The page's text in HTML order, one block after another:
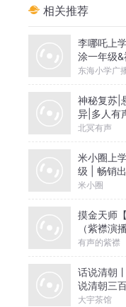
相关推荐
李哪吒上
涂一年级&
级
东海小学广
神秘复苏|
异|多人有
北冥有声
米小圈上
级 | 畅销
米小圈
摸金天师
（紫襟演播
有声的紫襟
话说清朝
说清朝三
尔哈赤到
大宇茶馆